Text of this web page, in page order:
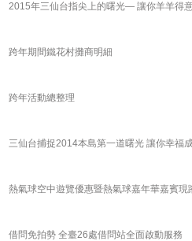
2015年三仙台指尖上的曙光— 讓你羊羊得
跨年期間鐵花村攤商明細
跨年活動總整理
三仙台捕捉2014本島第一道曙光 讓你幸福
熱氣球空中遊覽優惠暨熱氣球嘉年華嘉賓現
借問免拍勢 全臺26處借問站全面啟動服務